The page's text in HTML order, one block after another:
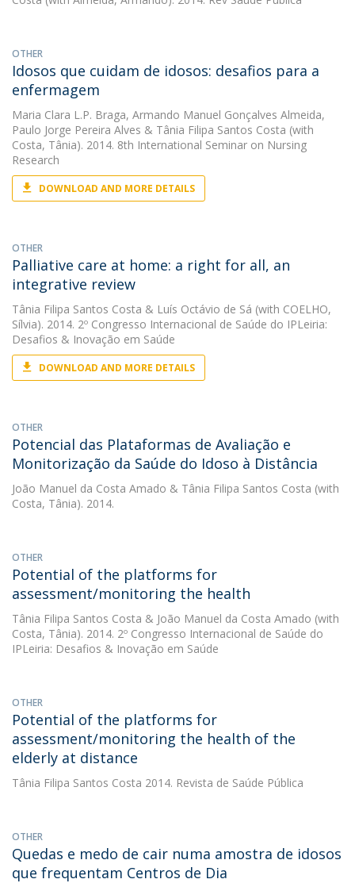
OTHER
Idosos que cuidam de idosos: desafios para a
enfermagem
Maria Clara L.P. Braga, Armando Manuel Gonçalves Almeida,
Paulo Jorge Pereira Alves & Tânia Filipa Santos Costa (with
Costa, Tânia). 2014. 8th International Seminar on Nursing
Research
DOWNLOAD AND MORE DETAILS
OTHER
Palliative care at home: a right for all, an
integrative review
Tânia Filipa Santos Costa & Luís Octávio de Sá (with COELHO,
Sílvia). 2014. 2º Congresso Internacional de Saúde do IPLeiria:
Desafios & Inovação em Saúde
DOWNLOAD AND MORE DETAILS
OTHER
Potencial das Plataformas de Avaliação e
Monitorização da Saúde do Idoso à Distância
João Manuel da Costa Amado & Tânia Filipa Santos Costa (with
Costa, Tânia). 2014.
OTHER
Potential of the platforms for
assessment/monitoring the health
Tânia Filipa Santos Costa & João Manuel da Costa Amado (with
Costa, Tânia). 2014. 2º Congresso Internacional de Saúde do
IPLeiria: Desafios & Inovação em Saúde
OTHER
Potential of the platforms for
assessment/monitoring the health of the
elderly at distance
Tânia Filipa Santos Costa 2014. Revista de Saúde Pública
OTHER
Quedas e medo de cair numa amostra de idosos
que frequentam Centros de Dia